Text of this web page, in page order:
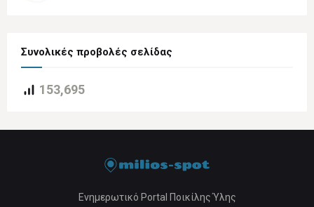
Συνολικές προβολές σελίδας
153,695
Ενημερωτικό Portal Ποικίλης Ύλης